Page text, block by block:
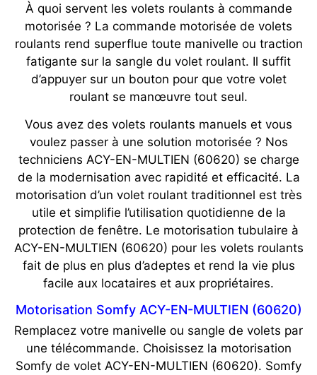
À quoi servent les volets roulants à commande
motorisée ? La commande motorisée de volets
roulants rend superflue toute manivelle ou traction
fatigante sur la sangle du volet roulant. Il suffit
d’appuyer sur un bouton pour que votre volet
roulant se manœuvre tout seul.
Vous avez des volets roulants manuels et vous
voulez passer à une solution motorisée ? Nos
techniciens ACY-EN-MULTIEN (60620) se charge
de la modernisation avec rapidité et efficacité. La
motorisation d’un volet roulant traditionnel est très
utile et simplifie l’utilisation quotidienne de la
protection de fenêtre. Le motorisation tubulaire à
ACY-EN-MULTIEN (60620) pour les volets roulants
fait de plus en plus d’adeptes et rend la vie plus
facile aux locataires et aux propriétaires.
Motorisation Somfy ACY-EN-MULTIEN (60620)
Remplacez votre manivelle ou sangle de volets par
une télécommande. Choisissez la motorisation
Somfy de volet ACY-EN-MULTIEN (60620). Somfy